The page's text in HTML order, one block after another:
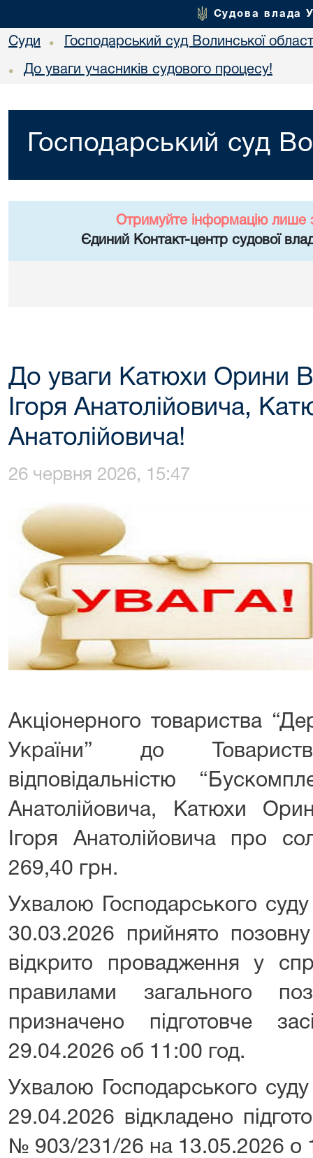
Судова влада
Суди • Господарський суд Волинської
• До уваги учасників судового процесу!
Господарський суд
Отримуйте інформацію лише
Єдиний Контакт-центр судової
До уваги Катюхи Орини
Ігоря Анатолійовича,
Анатолійовича!
26 червня 2026, 15:47
Акціонерного товариства
України” до
відповідальністю
Анатолійовича, Катюхи
Ігоря Анатолійовича про
269,40 грн.
Ухвалою Господарського суду
30.03.2026 прийнято
відкрито провадження у
правилами загального
призначено підготовче
29.04.2026 об 11:00 год.
Ухвалою Господарського суду
29.04.2026 відкладено
№ 903/231/26 на 13.05.2026 о